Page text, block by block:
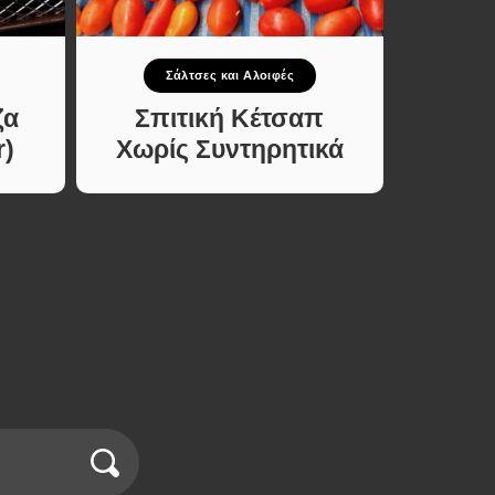
Σάλτσες και Αλοιφές
Σπιτική Κέτσαπ
Χωρίς Συντηρητικά